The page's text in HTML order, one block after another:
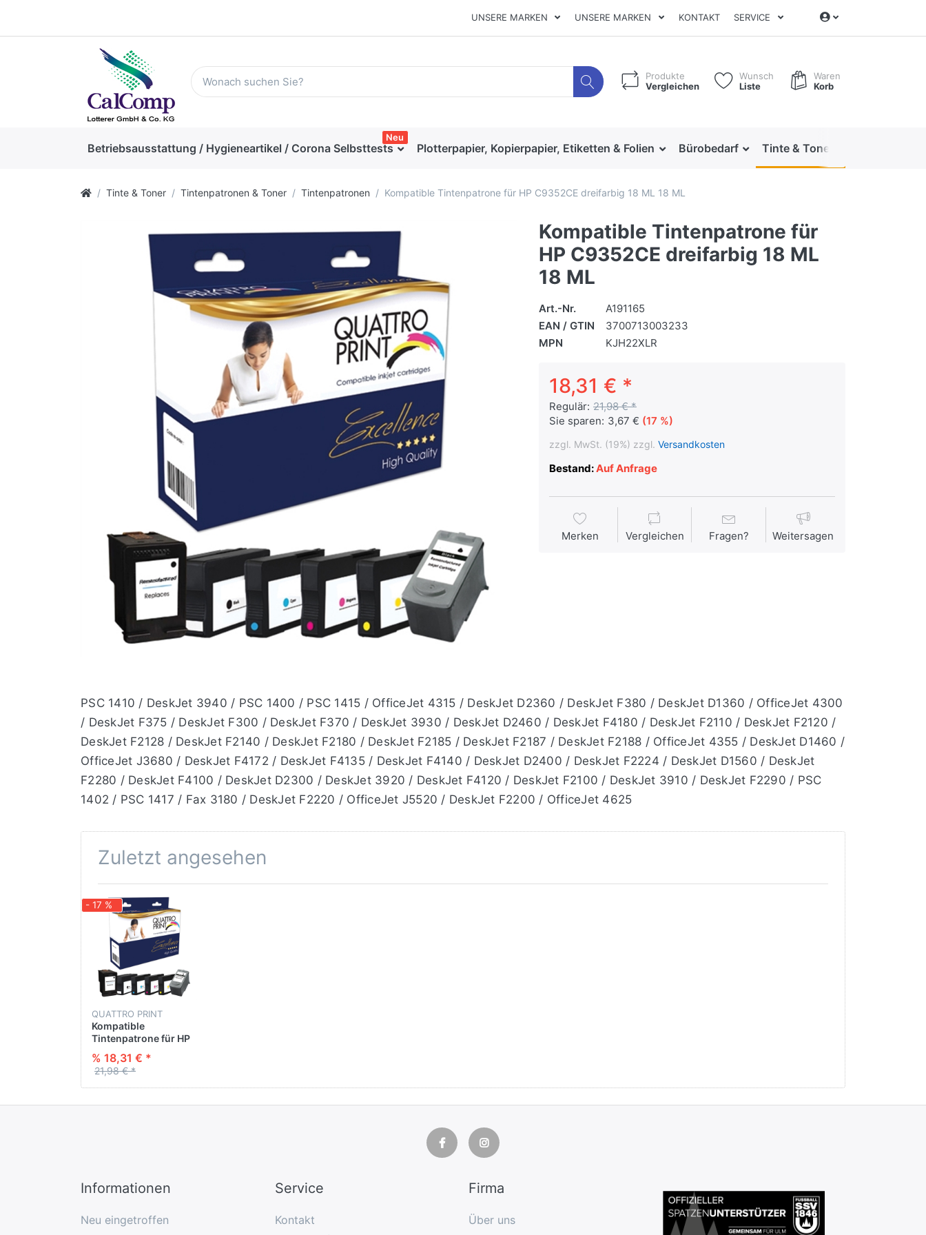
UNSERE MARKEN UNSERE MARKEN KONTAKT SERVICE
Produkte
Vergleichen
Wunsch
Liste
Waren
Korb
Betriebsausstattung / Hygieneartikel / Corona Selbsttests
Neu
Plotterpapier, Kopierpapier, Etiketten & Folien Bürobedarf Tinte & Toner
Tinte & Toner Tintenpatronen & Toner Tintenpatronen Kompatible Tintenpatrone für HP C9352CE dreifarbig 18 ML 18 ML
Kompatible Tintenpatrone für
HP C9352CE dreifarbig 18 ML
18 ML
Art.-Nr.
A191165
EAN / GTIN
3700713003233
MPN
KJH22XLR
18,31 € *
Regulär: 21,98 € *
Sie sparen: 3,67 € (17 %)
zzgl. MwSt. (19%) zzgl. Versandkosten
Bestand:Auf Anfrage
Merken Vergleichen Fragen? Weitersagen
PSC 1410 / DeskJet 3940 / PSC 1400 / PSC 1415 / OfficeJet 4315 / DeskJet D2360 / DeskJet F380 / DeskJet D1360 / OfficeJet 4300
/ DeskJet F375 / DeskJet F300 / DeskJet F370 / DeskJet 3930 / DeskJet D2460 / DeskJet F4180 / DeskJet F2110 / DeskJet F2120 /
DeskJet F2128 / DeskJet F2140 / DeskJet F2180 / DeskJet F2185 / DeskJet F2187 / DeskJet F2188 / OfficeJet 4355 / DeskJet D1460 /
OfficeJet J3680 / DeskJet F4172 / DeskJet F4135 / DeskJet F4140 / DeskJet D2400 / DeskJet F2224 / DeskJet D1560 / DeskJet
F2280 / DeskJet F4100 / DeskJet D2300 / DeskJet 3920 / DeskJet F4120 / DeskJet F2100 / DeskJet 3910 / DeskJet F2290 / PSC
1402 / PSC 1417 / Fax 3180 / DeskJet F2220 / OfficeJet J5520 / DeskJet F2200 / OfficeJet 4625
Zuletzt angesehen
- 17 %
QUATTRO PRINT
Kompatible
Tintenpatrone für HP
18 ML 18 ML
% 18,31 € *
21,98 € *
Informationen
Neu eingetroffen
Service
Kontakt
Firma
Über uns